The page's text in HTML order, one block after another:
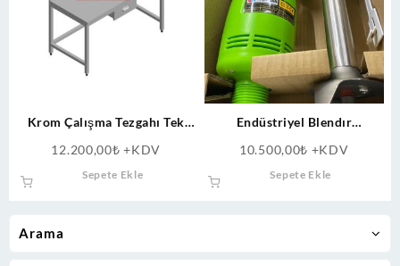
Arama
Krom Çalışma Tezgahı Tek
12.200,00₺ +KDV
Sepete Ekle
Endüstriyel Blendır
10.500,00₺ +KDV
Sepete Ekle